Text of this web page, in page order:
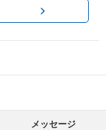
メッセージ